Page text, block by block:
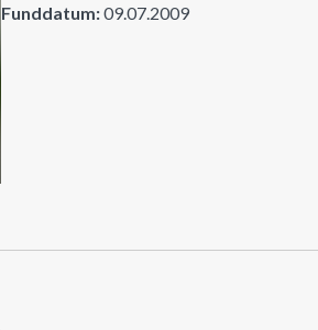
Funddatum:09.07.2009